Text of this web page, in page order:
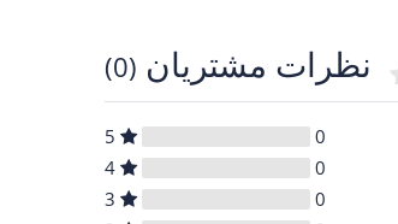
نظرات مشتریان (0)
5
0
4
0
3
0